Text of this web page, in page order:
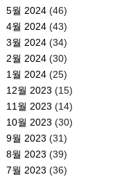
5월 2024(46)
4월 2024(43)
3월 2024(34)
2월 2024(30)
1월 2024(25)
12월 2023 (15)
11월 2023 (14)
10월 2023 (30)
9월 2023 (31)
8월 2023 (39)
7월 2023 (36)